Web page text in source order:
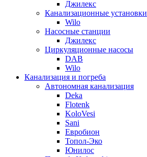
Джилекс
Канализационные установки
Wilo
Насосные станции
Джилекс
Циркуляционные насосы
DAB
Wilo
Канализация и погреба
Автономная канализация
Deka
Flotenk
KoloVesi
Sani
Евробион
Топол-Эко
Юнилос